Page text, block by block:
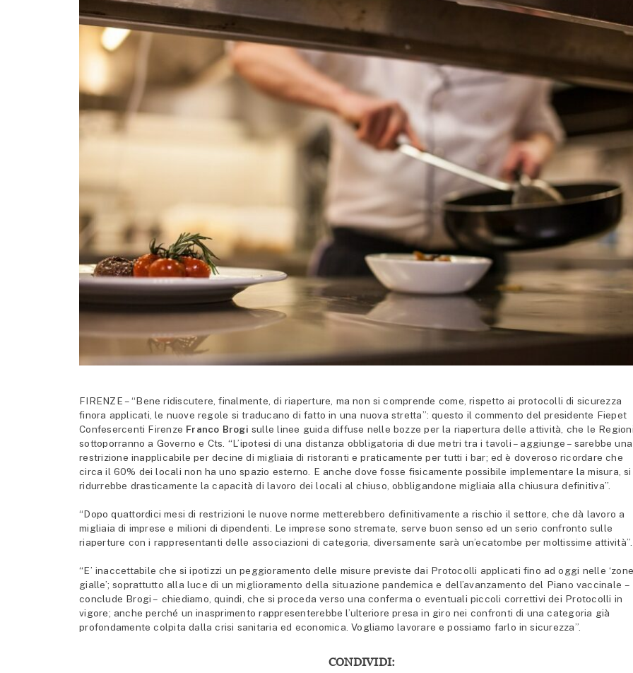
FIRENZE – “Bene ridiscutere, finalmente, di riaperture, ma non si comprende come, rispetto ai protocolli di sicurezza
finora applicati, le nuove regole si traducano di fatto in una nuova stretta”: questo il commento del presidente Fiepet
Confesercenti Firenze Franco Brogi sulle linee guida diffuse nelle bozze per la riapertura delle attività, che le
sottoporranno a Governo e Cts. “L’ipotesi di una distanza obbligatoria di due metri tra i tavoli – aggiunge – sarebbe una
restrizione inapplicabile per decine di migliaia di ristoranti e praticamente per tutti i bar; ed è doveroso ricordare che
circa il 60% dei locali non ha uno spazio esterno. E anche dove fosse fisicamente possibile implementare la misura, si
ridurrebbe drasticamente la capacità di lavoro dei locali al chiuso, obbligandone migliaia alla chiusura definitiva”.
“Dopo quattordici mesi di restrizioni le nuove norme metterebbero definitivamente a rischio il settore, che dà lavoro a
migliaia di imprese e milioni di dipendenti. Le imprese sono stremate, serve buon senso ed un serio confronto sulle
riaperture con i rappresentanti delle associazioni di categoria, diversamente sarà un’ecatombe per moltissime attività”.
“E’ inaccettabile che si ipotizzi un peggioramento delle misure previste dai Protocolli applicati fino ad oggi nelle
gialle’; soprattutto alla luce di un miglioramento della situazione pandemica e dell’avanzamento del Piano vaccinale –
conclude Brogi – chiediamo, quindi, che si proceda verso una conferma o eventuali piccoli correttivi dei Protocolli in
vigore; anche perché un inasprimento rappresenterebbe l’ulteriore presa in giro nei confronti di una categoria già
profondamente colpita dalla crisi sanitaria ed economica. Vogliamo lavorare e possiamo farlo in sicurezza”.
CONDIVIDI: